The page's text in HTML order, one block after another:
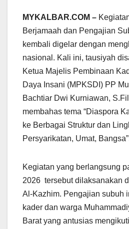
MYKALBAR.COM –
Berjamaah dan Pengajian
kembali digelar dengan
nasional. Kali ini, tausiyah
Ketua Majelis Pembinaan
Daya Insani (MPKSDI) PP
Bachtiar Dwi Kurniawan,
membahas tema “Diaspora
ke Berbagai Struktur dan
Persyarikatan, Umat,
Kegiatan yang berlangsung
2026 tersebut dilaksanakan
Al-Kazhim. Pengajian subuh
kader dan warga
Barat yang antusias